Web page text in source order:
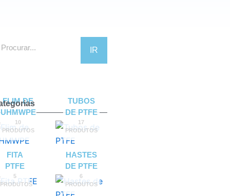
IR
FLIM DE
UHMWPE
10
PRODUTOS
TUBOS
DE PTFE
17
PRODUTOS
FITA
PTFE
5
PRODUTOS
HASTES
DE PTFE
6
PRODUTOS